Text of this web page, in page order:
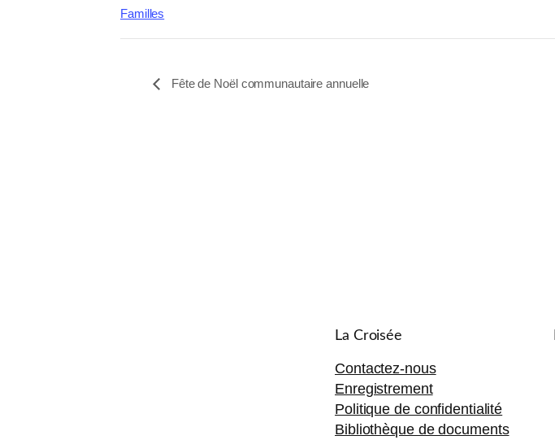
Familles
Fête de Noël communautaire annuelle
La Croisée
Contactez-nous
Enregistrement
Politique de confidentialité
Bibliothèque de documents